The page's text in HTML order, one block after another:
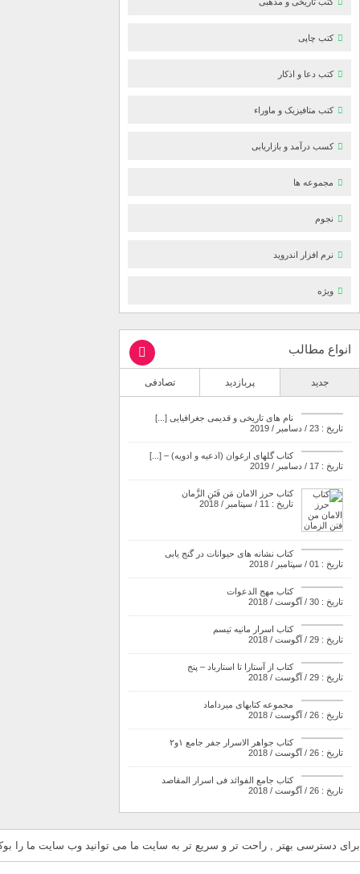
کتب چاپی
کتب دعا و اذکار
کتب متافیزیک و ماوراء
کسب درآمد و بازاریابی
مجموعه ها
نجوم
نرم افزار اندروید
ویژه
انواع مطالب
جدید پربازدید تصادفی
نام های تاریخی و قدیمی جغرافیایی [...]
تاریخ : 23 / دسامبر / 2019
کتاب گلهای ارغوان (ادعیه و ادویه) – [...]
تاریخ : 17 / دسامبر / 2019
کتاب حرز الامان مَن فَتَنِ الزَّمان
تاریخ : 11 / سپتامبر / 2018
کتاب نشانه های حیوانات در گنج یابی
تاریخ : 01 / سپتامبر / 2018
کتاب مهج الدعوات
تاریخ : 30 / آگوست / 2018
کتاب اسرار مانیه تیسم
تاریخ : 29 / آگوست / 2018
کتاب از آستارا تا استارباد – پنج
تاریخ : 29 / آگوست / 2018
مجموعه کتابهای میرداماد
تاریخ : 26 / آگوست / 2018
کتاب جواهر الاسرار جفر جامع ۱و۲
تاریخ : 26 / آگوست / 2018
کتاب جامع الفوائد فی اسرار المقاصد
تاریخ : 26 / آگوست / 2018
برای دسترسی بهتر , راحت تر و سریع تر به سایت ما می توانید وب سایت ما را